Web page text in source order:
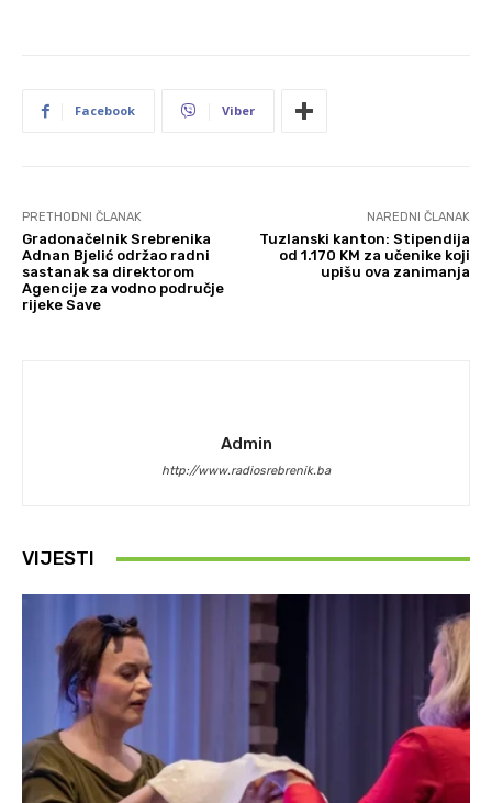
Facebook Viber
PRETHODNI ČLANAK
Gradonačelnik Srebrenika
Adnan Bjelić održao radni
sastanak sa direktorom
Agencije za vodno područje
rijeke Save
NAREDNI ČLANAK
Tuzlanski kanton: Stipendija
od 1.170 KM za učenike koji
upišu ova zanimanja
Admin
http://www.radiosrebrenik.ba
VIJESTI